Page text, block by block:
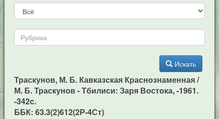
Искать
Траскунов, М. Б. Кавказская Краснознаменная /
М. Б. Траскунов - Тбилиси: Заря Востока, -1961.
-342c.
ББК: 63.3(2)612(2Р-4Ст)